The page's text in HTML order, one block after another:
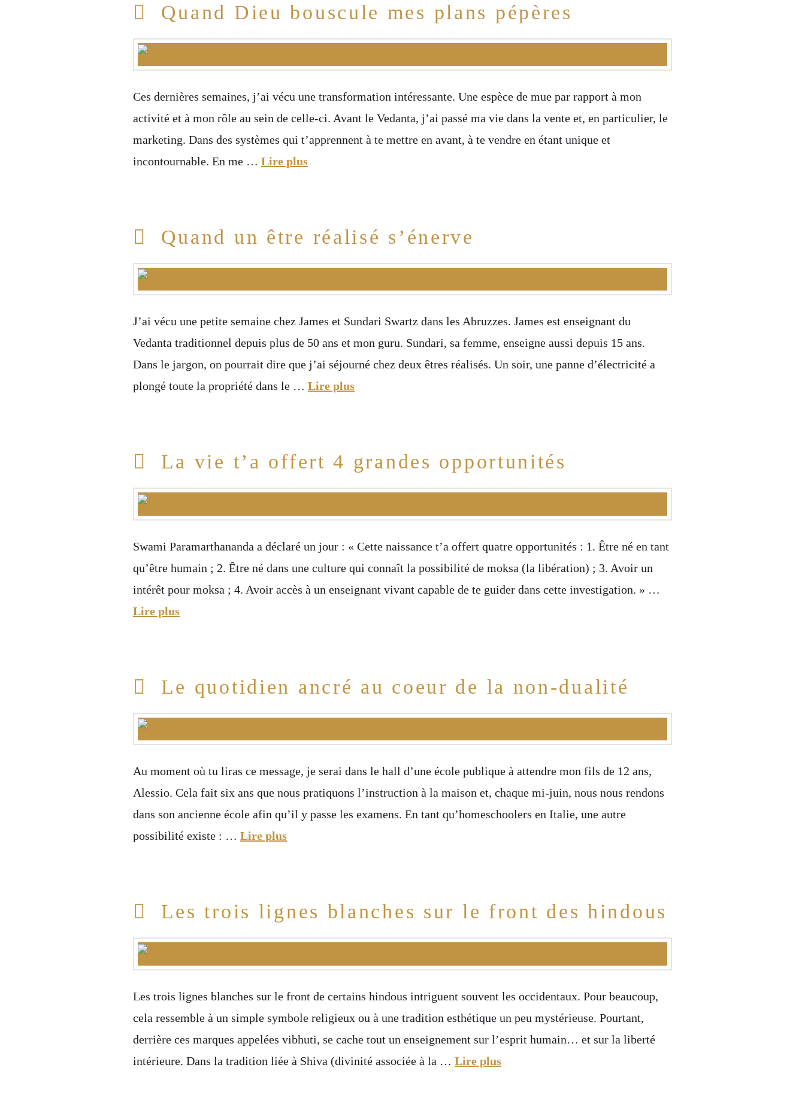
Quand Dieu bouscule mes plans pépères
Ces dernières semaines, j’ai vécu une transformation intéressante. Une espèce de mue par rapport à mon
activité et à mon rôle au sein de celle-ci. Avant le Vedanta, j’ai passé ma vie dans la vente et, en particulier, le
marketing. Dans des systèmes qui t’apprennent à te mettre en avant, à te vendre en étant unique et
incontournable. En me … Lire plus
Quand un être réalisé s’énerve
J’ai vécu une petite semaine chez James et Sundari Swartz dans les Abruzzes. James est enseignant du
Vedanta traditionnel depuis plus de 50 ans et mon guru. Sundari, sa femme, enseigne aussi depuis 15 ans.
Dans le jargon, on pourrait dire que j’ai séjourné chez deux êtres réalisés. Un soir, une panne d’électricité a
plongé toute la propriété dans le … Lire plus
La vie t’a offert 4 grandes opportunités
Swami Paramarthananda a déclaré un jour : « Cette naissance t’a offert quatre opportunités : 1. Être né en tant
qu’être humain ; 2. Être né dans une culture qui connaît la possibilité de moksa (la libération) ; 3. Avoir un
intérêt pour moksa ; 4. Avoir accès à un enseignant vivant capable de te guider dans cette investigation. » …
Lire plus
Le quotidien ancré au coeur de la non-dualité
Au moment où tu liras ce message, je serai dans le hall d’une école publique à attendre mon fils de 12 ans,
Alessio. Cela fait six ans que nous pratiquons l’instruction à la maison et, chaque mi-juin, nous nous rendons
dans son ancienne école afin qu’il y passe les examens. En tant qu’homeschoolers en Italie, une autre
possibilité existe : … Lire plus
Les trois lignes blanches sur le front des hindous
Les trois lignes blanches sur le front de certains hindous intriguent souvent les occidentaux. Pour beaucoup,
cela ressemble à un simple symbole religieux ou à une tradition esthétique un peu mystérieuse. Pourtant,
derrière ces marques appelées vibhuti, se cache tout un enseignement sur l’esprit humain… et sur la liberté
intérieure. Dans la tradition liée à Shiva (divinité associée à la … Lire plus